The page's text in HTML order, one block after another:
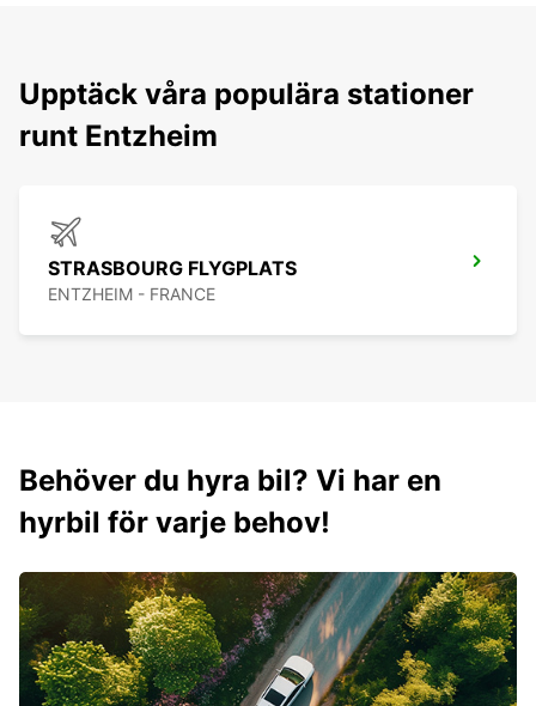
Upptäck våra populära stationer
runt Entzheim
STRASBOURG FLYGPLATS
ENTZHEIM - FRANCE
Behöver du hyra bil? Vi har en
hyrbil för varje behov!